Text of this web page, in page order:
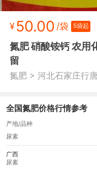
¥50.00 /袋 5袋起
氮肥 硝酸铵钙 农用
留
氮肥 > 河北石家庄行
全国氮肥价格行情参考
产地/品种
尿素
广西
尿素